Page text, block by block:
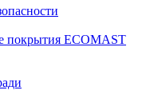
покрытия ECOMAST